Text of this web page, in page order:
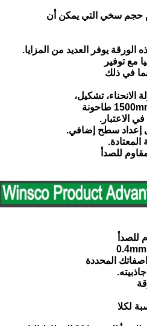
مع توفير
في ذلك
الانحناء، تشكيل،
الاعتبار.
إعداد سطح إضافي.
للصدأ
المحددة
لكلا